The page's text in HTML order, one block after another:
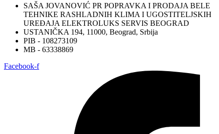
SAŠA JOVANOVIĆ PR POPRAVKA I PRODAJA BELE
TEHNIKE RASHLADNIH KLIMA I UGOSTITELJSKIH
UREĐAJA ELEKTROLUKS SERVIS BEOGRAD
USTANIČKA 194, 11000, Beograd, Srbija
PIB - 108273109
MB - 63338869
Facebook-f